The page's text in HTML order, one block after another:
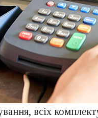
всіх